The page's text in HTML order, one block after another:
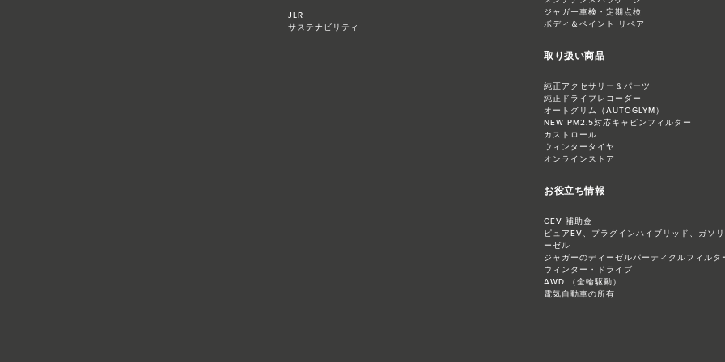
JLR
サステナビリティ​
ジャガー​車検・定期点検
ボディ＆ペイント リペア
取り扱い商品
純正アクセサリー＆パーツ
純正ドライブレコーダー
オートグリム（AUTOGLYM）
NEW PM2.5対応​キャビンフィルター
カストロール
ウィンタータイヤ
オンラインストア
お役立ち情報
CEV 補助金
ピュアEV、プラグインハイブリッド、ガソ
ーゼル
ジャガーのディーゼルパーティクルフィルタ
ウィンター・ドライブ
AWD （全輪駆動）
電気自動車の所有